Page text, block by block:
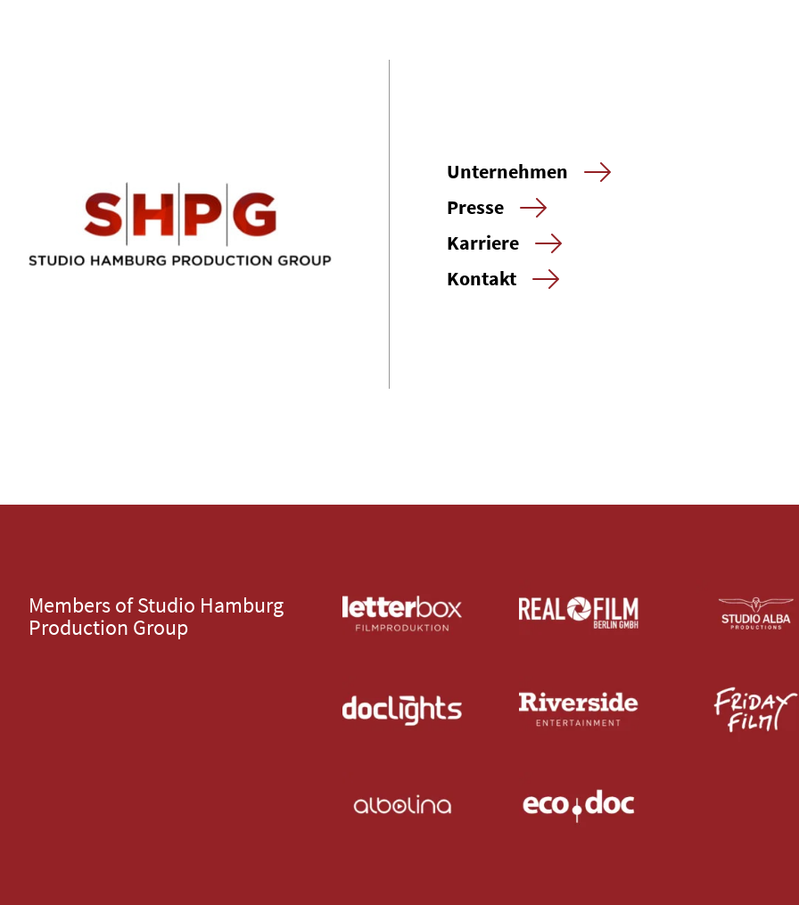
Unternehmen
Presse
Karriere
Kontakt
Members of Studio Hamburg
Production Group